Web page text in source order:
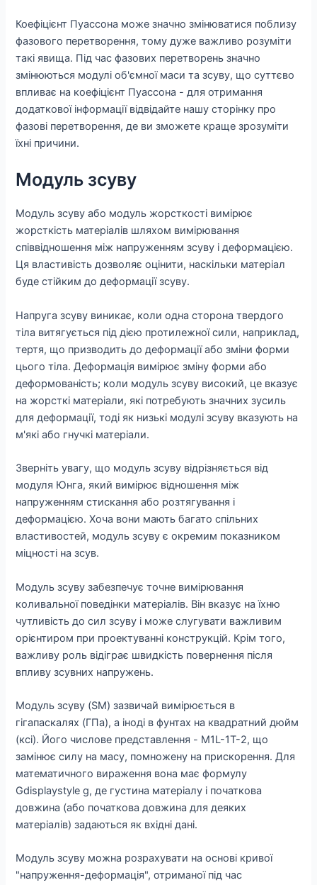
Коефіцієнт Пуассона може значно змінюватися поблизу
фазового перетворення, тому дуже важливо розуміти
такі явища. Під час фазових перетворень значно
змінюються модулі об'ємної маси та зсуву, що суттєво
впливає на коефіцієнт Пуассона - для отримання
додаткової інформації відвідайте нашу сторінку про
фазові перетворення, де ви зможете краще зрозуміти
їхні причини.
Модуль зсуву
Модуль зсуву або модуль жорсткості вимірює
жорсткість матеріалів шляхом вимірювання
співвідношення між напруженням зсуву і деформацією.
Ця властивість дозволяє оцінити, наскільки матеріал
буде стійким до деформації зсуву.
Напруга зсуву виникає, коли одна сторона твердого
тіла витягується під дією протилежної сили, наприклад,
тертя, що призводить до деформації або зміни форми
цього тіла. Деформація вимірює зміну форми або
деформованість; коли модуль зсуву високий, це вказує
на жорсткі матеріали, які потребують значних зусиль
для деформації, тоді як низькі модулі зсуву вказують на
м'які або гнучкі матеріали.
Зверніть увагу, що модуль зсуву відрізняється від
модуля Юнга, який вимірює відношення між
напруженням стискання або розтягування і
деформацією. Хоча вони мають багато спільних
властивостей, модуль зсуву є окремим показником
міцності на зсув.
Модуль зсуву забезпечує точне вимірювання
коливальної поведінки матеріалів. Він вказує на їхню
чутливість до сил зсуву і може слугувати важливим
орієнтиром при проектуванні конструкцій. Крім того,
важливу роль відіграє швидкість повернення після
впливу зсувних напружень.
Модуль зсуву (SM) зазвичай вимірюється в
гігапаскалях (ГПа), а іноді в фунтах на квадратний дюйм
(ксі). Його числове представлення - M1L-1T-2, що
замінює силу на масу, помножену на прискорення. Для
математичного вираження вона має формулу
Gdisplaystyle g, де густина матеріалу і початкова
довжина (або початкова довжина для деяких
матеріалів) задаються як вхідні дані.
Модуль зсуву можна розрахувати на основі кривої
"напруження-деформація", отриманої під час